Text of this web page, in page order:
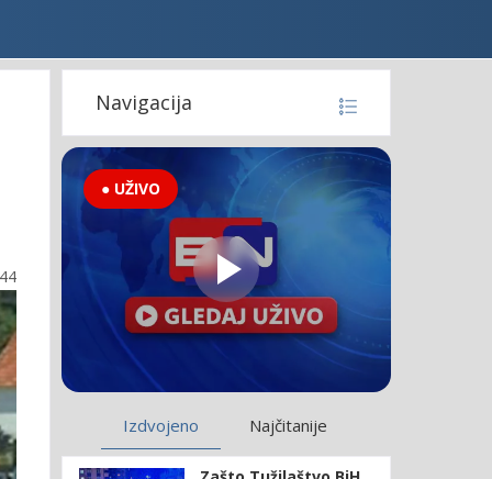
Navigacija
● UŽIVO
Izdvojeno Najčitanije